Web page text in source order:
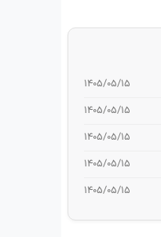
۱۴۰۵/۰۵/۱۵
۱۴۰۵/۰۵/۱۵
۱۴۰۵/۰۵/۱۵
۱۴۰۵/۰۵/۱۵
۱۴۰۵/۰۵/۱۵